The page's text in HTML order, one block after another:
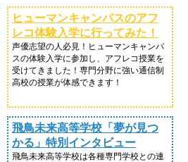
ヒューマンキャンパスのアフ
レコ体験入学に行ってみた！
声優志望の人必見！ヒューマンキャンパ
スの体験入学に参加し、アフレコ授業を
受けてきました！専門分野に強い通信制
高校の授業が体感できます！
飛鳥未来高等学校「夢が見つ
かる」特別インタビュー
飛鳥未来高等学校は各種専門学校との連